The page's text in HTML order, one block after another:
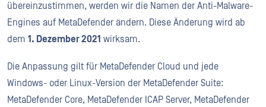
übereinzustimmen, werden wir die Namen der Anti-Malware-
Engines auf MetaDefender ändern. Diese Änderung wird ab
dem 1. Dezember 2021 wirksam.
Die Anpassung gilt für MetaDefender Cloud und jede
Windows- oder Linux-Version der MetaDefender Suite:
MetaDefender Core, MetaDefender ICAP Server, MetaDefender